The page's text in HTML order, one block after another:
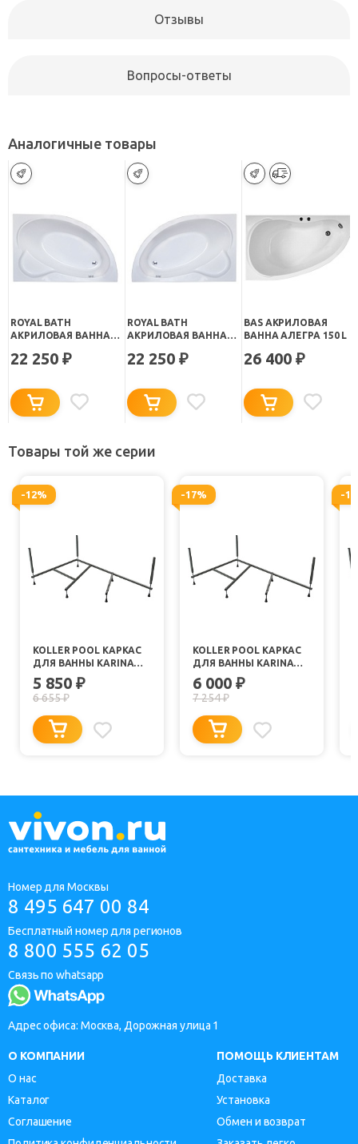
Отзывы
Вопросы-ответы
Аналогичные товары
ROYAL BATH
АКРИЛОВАЯ ВАННА
150Х100
22 250 ₽
ROYAL BATH
АКРИЛОВАЯ ВАННА
150Х100
22 250 ₽
BAS АКРИЛОВАЯ
ВАННА АЛЕГРА 150 L
26 400 ₽
Товары той же серии
-12%
KOLLER POOL КАРКАС
ДЛЯ ВАННЫ KARINA
150Х100
5 850 ₽
6 655₽
-17%
KOLLER POOL КАРКАС
ДЛЯ ВАННЫ KARINA
160Х105
6 000 ₽
7 254₽
-
Номер для Москвы
8 495 647 00 84
Бесплатный номер для регионов
8 800 555 62 05
Связь по whatsapp
Адрес офиса: Москва, Дорожная улица 1
О КОМПАНИИ
О нас
Каталог
Соглашение
ПОМОЩЬ КЛИЕНТАМ
Доставка
Установка
Обмен и возврат